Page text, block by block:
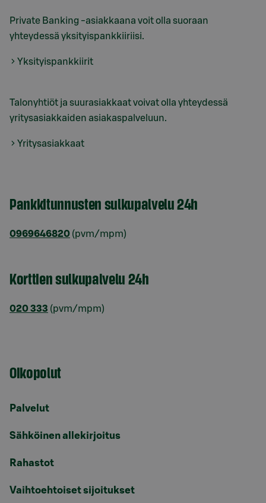
Private Banking -asiakkaana voit olla suoraan
yhteydessä yksityispankkiiriisi.
Yksityispankkiirit
Talonyhtiöt ja suurasiakkaat voivat olla yhteydessä
yritysasiakkaiden asiakaspalveluun.
Yritysasiakkaat
Pankkitunnusten sulkupalvelu 24h
0969646820 (pvm/mpm)
Korttien sulkupalvelu 24h
020 333 (pvm/mpm)
Oikopolut
Palvelut
Sähköinen allekirjoitus
Rahastot
Vaihtoehtoiset sijoitukset